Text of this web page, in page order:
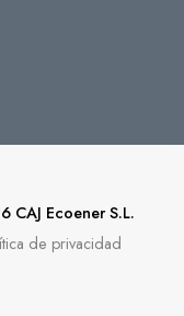
CAJ Ecoener S.L.
de privacidad